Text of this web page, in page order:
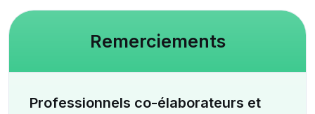
Remerciements
Professionnels co-élaborateurs et